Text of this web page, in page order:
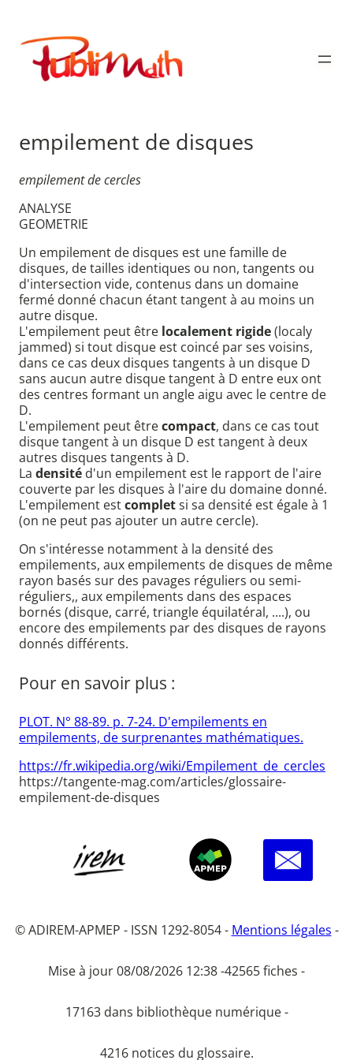
contenu
Publimath
empilement de disques
empilement de cercles
ANALYSE
GEOMETRIE
Un empilement de disques est une famille de
disques, de tailles identiques ou non, tangents ou
d'intersection vide, contenus dans un domaine
fermé donné chacun étant tangent à au moins un
autre disque.
L'empilement peut être localement rigide(localy
jammed) si tout disque est coincé par ses voisins,
dans ce cas deux disques tangents à un disque D
sans aucun autre disque tangent à D entre eux ont
des centres formant un angle aigu avec le centre de
D.
L'empilement peut êtrecompact, dans ce cas tout
disque tangent à un disque D est tangent à deux
autres disques tangents à D.
La densité d'un empilement est le rapport de l'aire
couverte par les disques à l'aire du domaine donné.
L'empilement estcompletsi sa densité est égale à 1
(on ne peut pas ajouter un autre cercle).
On s'intéresse notamment à la densité des
empilements, aux empilements de disques de même
rayon basés sur des pavages réguliers ou semi-
réguliers,, aux empilements dans des espaces
bornés (disque, carré, triangle équilatéral, ....), ou
encore des empilements par des disques de rayons
donnés différents.
Pour en savoir plus :
PLOT. N° 88-89. p. 7-24. D'empilements en
empilements, de surprenantes mathématiques.
https://fr.wikipedia.org/wiki/Empilement_de_cercles
https://tangente-mag.com/articles/glossaire-
empilement-de-disques
© ADIREM-APMEP - ISSN 1292-8054 - Mentions légales -
Mise à jour 08/08/2026 12:38 -42565 fiches -
17163 dans bibliothèque numérique -
4216 notices du glossaire.